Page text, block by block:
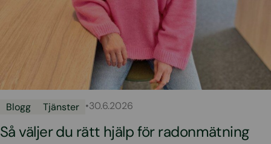
Blogg Tjänster •30.6.2026
Så väljer du rätt hjälp för radonmätning